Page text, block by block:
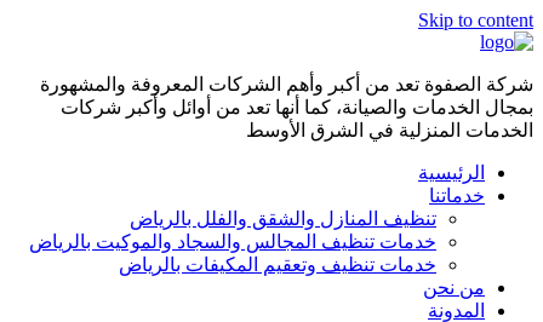
Skip to content
شركة الصفوة تعد من أكبر وأهم الشركات المعروفة والمشهورة
بمجال الخدمات والصيانة، كما أنها تعد من أوائل وأكبر شركات
الخدمات المنزلية في الشرق الأوسط
الرئيسية
خدماتنا
تنظيف المنازل والشقق والفلل بالرياض
خدمات تنظيف المجالس والسجاد والموكيت بالرياض
خدمات تنظيف وتعقيم المكيفات بالرياض
من نحن
المدونة